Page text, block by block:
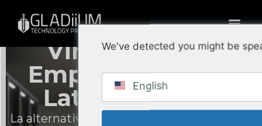
Proxmox VE —
Virtualización
Empresarial para
Latinoamérica
La alternativa de código abierto a VMware
We've detected you might be
English